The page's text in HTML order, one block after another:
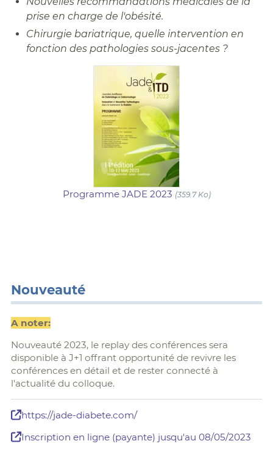
prise en charge de l'obésité.
Chirurgie bariatrique, quelle intervention en
fonction des pathologies sous-jacentes ?
Programme JADE 2023 (359.7 Ko)
Nouveauté
A noter:
Nouveauté 2023, le replay des conférences sera
disponible à J+1 offrant opportunité de revivre les
conférences en détail et de rester connecté à
l'actualité du colloque.
https://jade-diabete.com/
Inscription en ligne (payante) jusqu'au 08/05/2023